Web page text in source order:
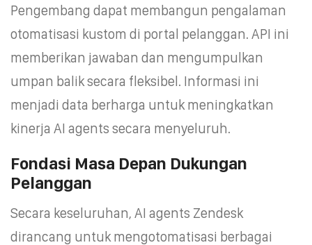
Pengembang dapat membangun pengalaman
otomatisasi kustom di portal pelanggan. API ini
memberikan jawaban dan mengumpulkan
umpan balik secara fleksibel. Informasi ini
menjadi data berharga untuk meningkatkan
kinerja AI agents secara menyeluruh.
Fondasi Masa Depan Dukungan
Pelanggan
Secara keseluruhan, AI agents Zendesk
dirancang untuk mengotomatisasi berbagai